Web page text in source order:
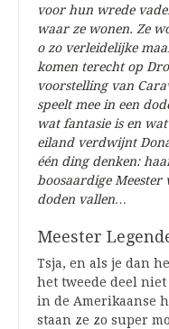
voor hun wrede
waar ze wonen. Ze
o zo verleidelijke
komen terecht op
voorstelling van
speelt mee in een
wat fantasie is en
eiland verdwijnt
één ding denken:
boosaardige
doden vallen…
Meester
Tsja, en als je dan
het tweede deel
in de Amerikaanse
staan ze zo super